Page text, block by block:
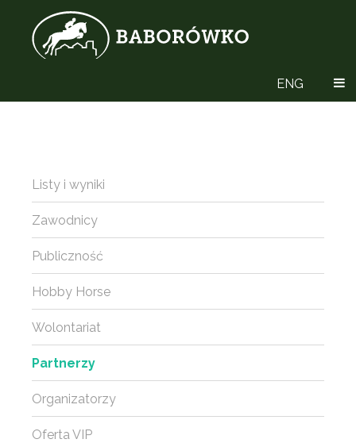
ENG
Listy i wyniki
Zawodnicy
Publiczność
Hobby Horse
Wolontariat
Partnerzy
Organizatorzy
Oferta VIP